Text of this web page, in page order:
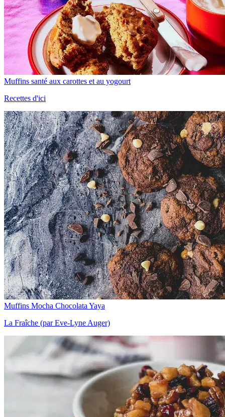
Muffins santé aux carottes et au yogourt
Recettes d'ici
Muffins Mocha Chocolata Yaya
La Fraîche (par Eve-Lyne Auger)